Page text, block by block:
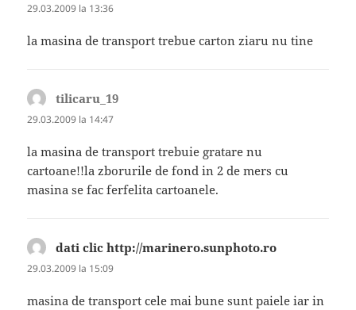
29.03.2009 la 13:36
la masina de transport trebue carton ziaru nu tine
tilicaru_19
29.03.2009 la 14:47
la masina de transport trebuie gratare nu
cartoane!!la zborurile de fond in 2 de mers cu
masina se fac ferfelita cartoanele.
dati clic http://marinero.sunphoto.ro
29.03.2009 la 15:09
masina de transport cele mai bune sunt paiele iar in